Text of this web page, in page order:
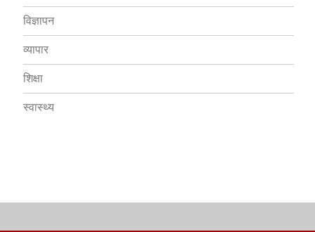
विज्ञापन
व्यापार
शिक्षा
स्वास्थ्य